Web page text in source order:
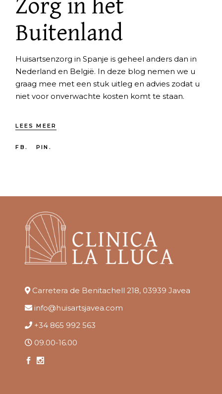
Zorg in het
Buitenland
Huisartsenzorg in Spanje is geheel anders dan in
Nederland en België. In deze blog nemen we u
graag mee met een stuk uitleg en advies zodat u
niet voor onverwachte kosten komt te staan.
LEES MEER
FB. PIN.
Carretera de Benitachell 218, 03939 Javea
info@huisartsjavea.com
+34 865 992 563
09.00-16.00